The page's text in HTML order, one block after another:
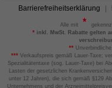
Barrierefreiheitserklärung
Alle mit
*inkl. MwSt. Rabatte gelten
**
*** Verkaufspreis gemäß Lauer-Taxe;
Spezialitätentaxe (sog. Lauer-Taxe) bei
Lasten der gesetzlichen
unter 12 Jahren), die sich gemäß §129
Unternehmens und der